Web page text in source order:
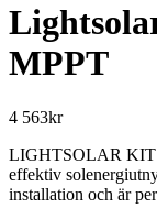
MPPT
4 563kr
LIGHTSOLAR KIT
effektiv
installation och är